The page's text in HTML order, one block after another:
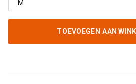
TOEVOEGEN AAN